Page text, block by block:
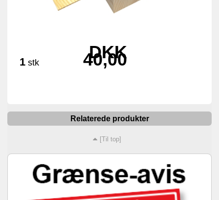
1 stk
DKK
40,00
Relaterede produkter
[Til top]